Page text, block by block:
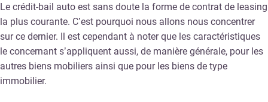
Le crédit-bail auto est sans doute la forme de contrat de leasing
la plus courante. C’est pourquoi nous allons nous concentrer
sur ce dernier. Il est cependant à noter que les caractéristiques
le concernant s’appliquent aussi, de manière générale, pour les
autres biens mobiliers ainsi que pour les biens de type
immobilier.